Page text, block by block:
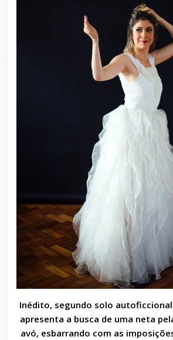
Inédito, segundo solo
apresenta a busca de uma neta
avó, esbarrando com as